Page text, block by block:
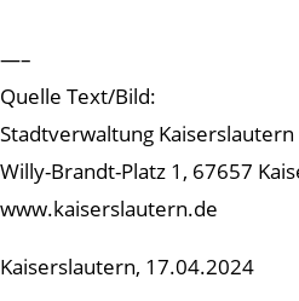
—–
Quelle Text/Bild:
Stadtverwaltung Kaiserslautern
Willy-Brandt-Platz 1, 67657
www.kaiserslautern.de
Kaiserslautern, 17.04.2024